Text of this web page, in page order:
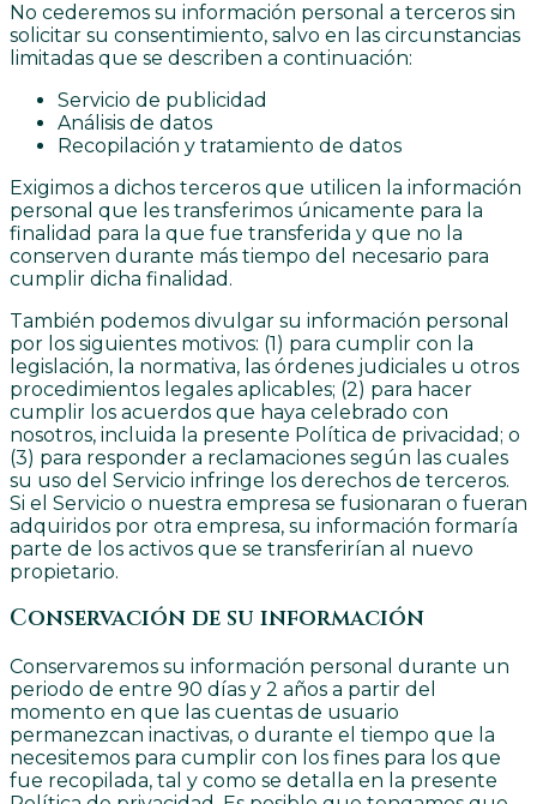
No cederemos su información personal a terceros sin
solicitar su consentimiento, salvo en las circunstancias
limitadas que se describen a continuación:
Servicio de publicidad
Análisis de datos
Recopilación y tratamiento de datos
Exigimos a dichos terceros que utilicen la información
personal que les transferimos únicamente para la
finalidad para la que fue transferida y que no la
conserven durante más tiempo del necesario para
cumplir dicha finalidad.
También podemos divulgar su información personal
por los siguientes motivos: (1) para cumplir con la
legislación, la normativa, las órdenes judiciales u otros
procedimientos legales aplicables; (2) para hacer
cumplir los acuerdos que haya celebrado con
nosotros, incluida la presente Política de privacidad; o
(3) para responder a reclamaciones según las cuales
su uso del Servicio infringe los derechos de terceros.
Si el Servicio o nuestra empresa se fusionaran o fueran
adquiridos por otra empresa, su información formaría
parte de los activos que se transferirían al nuevo
propietario.
Conservación de su información
Conservaremos su información personal durante un
periodo de entre 90 días y 2 años a partir del
momento en que las cuentas de usuario
permanezcan inactivas, o durante el tiempo que la
necesitemos para cumplir con los fines para los que
fue recopilada, tal y como se detalla en la presente